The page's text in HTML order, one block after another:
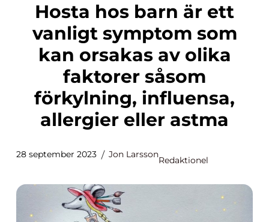
Hosta hos barn är ett
vanligt symptom som
kan orsakas av olika
faktorer såsom
förkylning, influensa,
allergier eller astma
28 september 2023 Jon Larsson
Redaktionel